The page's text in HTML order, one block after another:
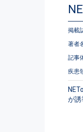
掲載
著者
記事
疾患
が